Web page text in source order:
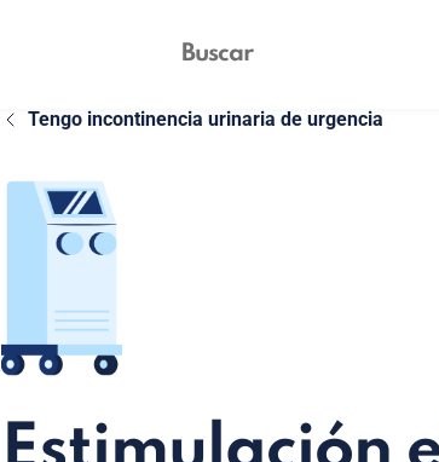
Tengo incontinencia urinaria de urgencia